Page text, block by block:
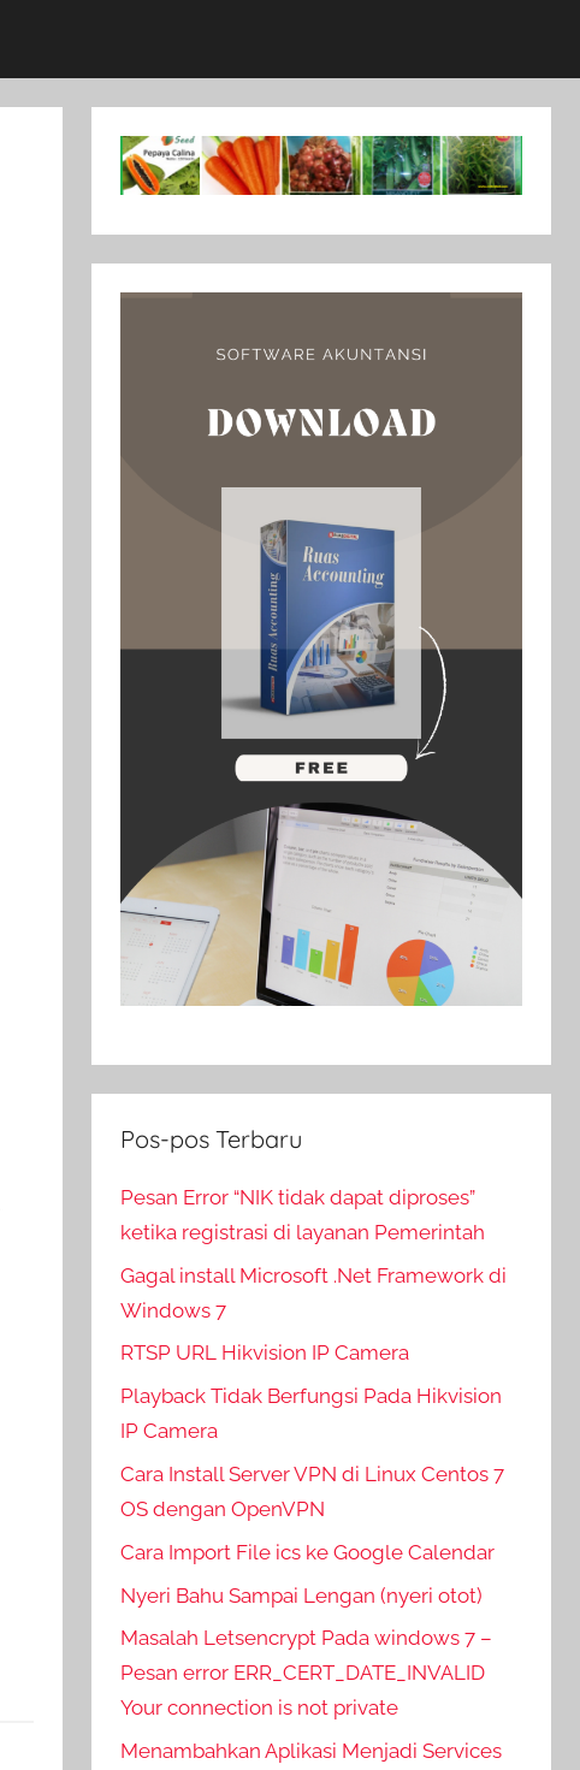
Pos-pos Terbaru
Pesan Error “NIK tidak dapat diproses”
ketika registrasi di layanan Pemerintah
Gagal install Microsoft .Net Framework di
Windows 7
RTSP URL Hikvision IP Camera
Playback Tidak Berfungsi Pada Hikvision
IP Camera
Cara Install Server VPN di Linux Centos 7
OS dengan OpenVPN
Cara Import File ics ke Google Calendar
Nyeri Bahu Sampai Lengan (nyeri otot)
Masalah Letsencrypt Pada windows 7 –
Pesan error ERR_CERT_DATE_INVALID
Your connection is not private
Menambahkan Aplikasi Menjadi Services